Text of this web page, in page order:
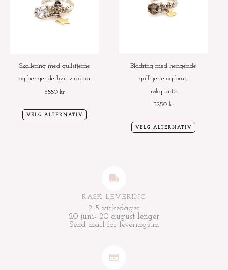
Skallering med gullstjerne
og hengende hvit zirconia
5880 kr
VELG ALTERNATIV
Bladring med hengende
gullhjerte og brun
røkquartz
5250 kr
VELG ALTERNATIV
RASK LEVERING
2-5 virkedager
20 juni- 20 august lenger
Send mail for leveringstid